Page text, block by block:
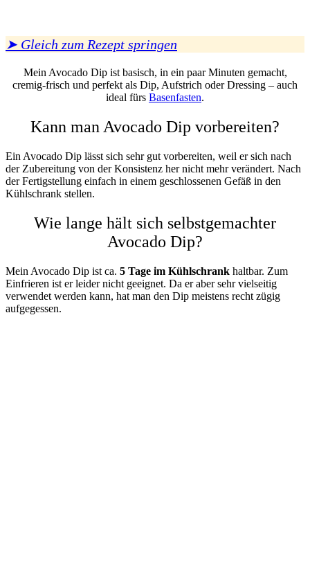
➤ Gleich zum Rezept springen
Mein Avocado Dip ist basisch, in ein paar Minuten gemacht,
cremig-frisch und perfekt als Dip, Aufstrich oder Dressing – auch
ideal fürs Basenfasten.
Kann man Avocado Dip vorbereiten?
Ein Avocado Dip lässt sich sehr gut vorbereiten, weil er sich nach
der Zubereitung von der Konsistenz her nicht mehr verändert. Nach
der Fertigstellung einfach in einem geschlossenen Gefäß in den
Kühlschrank stellen.
Wie lange hält sich selbstgemachter
Avocado Dip?
Mein Avocado Dip ist ca. 5 Tage im Kühlschrank haltbar. Zum
Einfrieren ist er leider nicht geeignet. Da er aber sehr vielseitig
verwendet werden kann, hat man den Dip meistens recht zügig
aufgegessen.